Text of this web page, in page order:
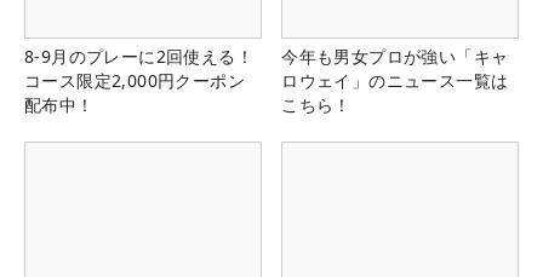
8-9月のプレーに2回使える！
コース限定2,000円クーポン
配布中！
今年も男女プロが強い「キャ
ロウェイ」のニュース一覧は
こちら！